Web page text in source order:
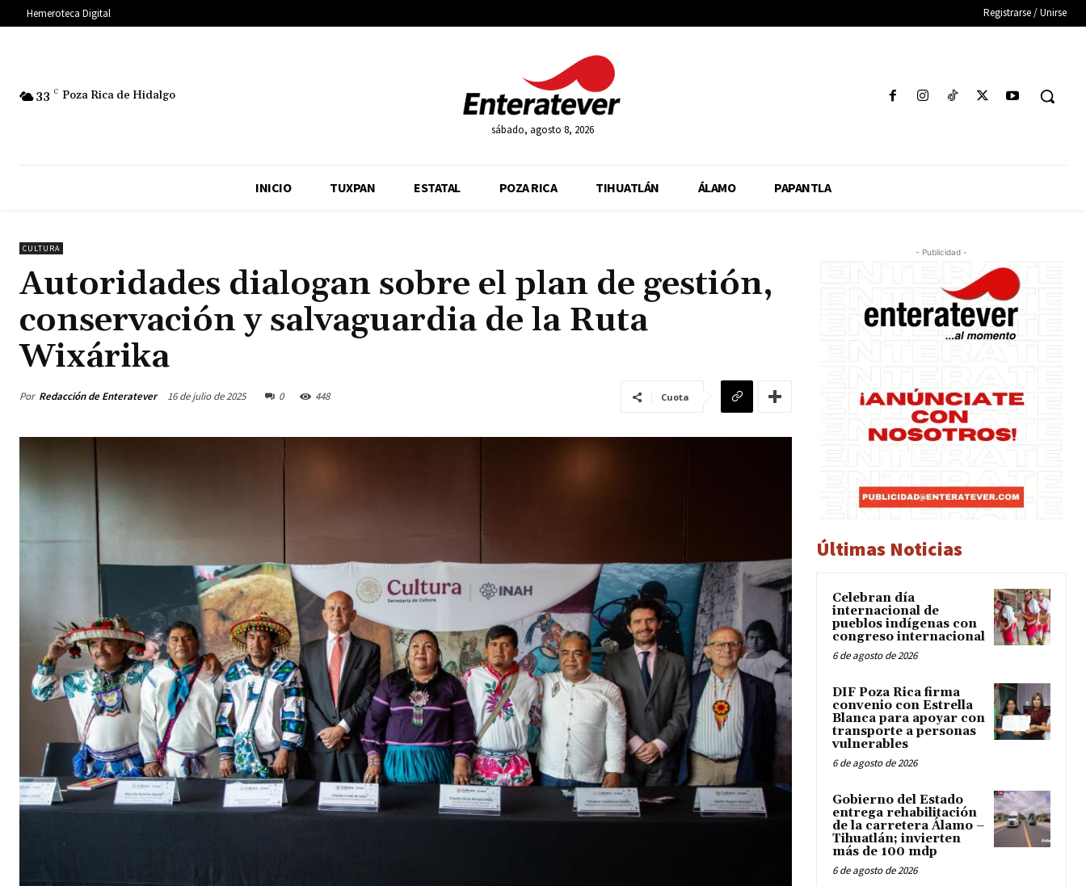
Hemeroteca Digital Registrarse / Unirse
33 C Poza Rica de Hidalgo
sábado, agosto 8, 2026
INICIO TUXPAN ESTATAL POZA RICA TIHUATLÁN ÁLAMO PAPANTLA
CULTURA
Autoridades dialogan sobre el plan de gestión,
conservación y salvaguardia de la Ruta
Wixárika
Por Redacción de Enteratever 16 de julio de 2025 0 448 Cuota
- Publicidad -
Últimas Noticias
Celebran día
internacional de
pueblos indígenas con
congreso internacional
6 de agosto de 2026
DIF Poza Rica firma
convenio con Estrella
Blanca para apoyar con
transporte a personas
vulnerables
6 de agosto de 2026
Gobierno del Estado
entrega rehabilitación
de la carretera Álamo –
Tihuatlán; invierten
más de 100 mdp
6 de agosto de 2026